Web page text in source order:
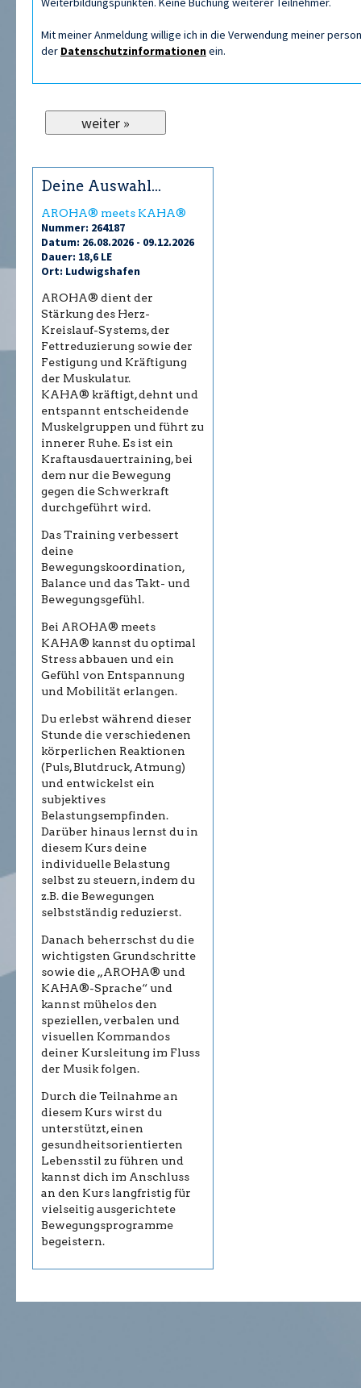
Mit meiner Anmeldung willige ich in die Verwendung meiner
der Datenschutzinformationenein.
Deine Auswahl...
AROHA® meets KAHA®
Nummer: 264187
Datum: 26.08.2026 - 09.12.2026
Dauer: 18,6 LE
Ort: Ludwigshafen
AROHA® dient der
Stärkung des Herz-
Kreislauf-Systems, der
Fettreduzierung sowie der
Festigung und Kräftigung
der Muskulatur.
KAHA® kräftigt, dehnt und
entspannt entscheidende
Muskelgruppen und führt zu
innerer Ruhe. Es ist ein
Kraftausdauertraining, bei
dem nur die Bewegung
gegen die Schwerkraft
durchgeführt wird.
Das Training verbessert
deine
Bewegungskoordination,
Balance und das Takt- und
Bewegungsgefühl.
Bei AROHA® meets
KAHA® kannst du optimal
Stress abbauen und ein
Gefühl von Entspannung
und Mobilität erlangen.
Du erlebst während dieser
Stunde die verschiedenen
körperlichen Reaktionen
(Puls, Blutdruck, Atmung)
und entwickelst ein
subjektives
Belastungsempfinden.
Darüber hinaus lernst du in
diesem Kurs deine
individuelle Belastung
selbst zu steuern, indem du
z.B. die Bewegungen
selbstständig reduzierst.
Danach beherrschst du die
wichtigsten Grundschritte
sowie die „AROHA® und
KAHA®-Sprache“ und
kannst mühelos den
speziellen, verbalen und
visuellen Kommandos
deiner Kursleitung im Fluss
der Musik folgen.
Durch die Teilnahme an
diesem Kurs wirst du
unterstützt, einen
gesundheitsorientierten
Lebensstil zu führen und
kannst dich im Anschluss
an den Kurs langfristig für
vielseitig ausgerichtete
Bewegungsprogramme
begeistern.